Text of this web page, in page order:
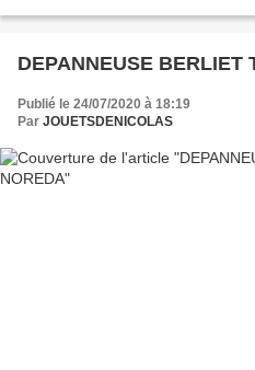
DEPANNEUSE BERLIET
Publié le 24/07/2020 à 18:19
Par JOUETSDENICOLAS